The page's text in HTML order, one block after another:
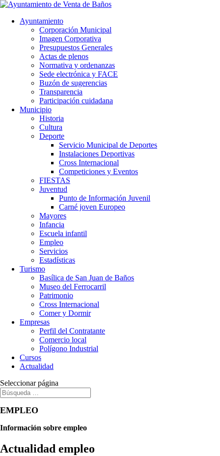
Ayuntamiento
Corporación Municipal
Imagen Corporativa
Presupuestos Generales
Actas de plenos
Normativa y ordenanzas
Sede electrónica y FACE
Buzón de sugerencias
Transparencia
Participación cuidadana
Municipio
Historia
Cultura
Deporte
Servicio Municipal de Deportes
Instalaciones Deportivas
Cross Internacional
Competiciones y Eventos
FIESTAS
Juventud
Punto de Información Juvenil
Carné joven Europeo
Mayores
Infancia
Escuela infantil
Empleo
Servicios
Estadísticas
Turismo
Basílica de San Juan de Baños
Museo del Ferrocarril
Patrimonio
Cross Internacional
Comer y Dormir
Empresas
Perfil del Contratante
Comercio local
Polígono Industrial
Cursos
Actualidad
Seleccionar página
EMPLEO
Información sobre empleo
Actualidad empleo